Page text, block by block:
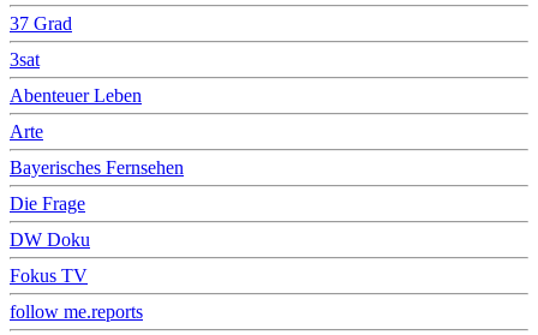
37 Grad
3sat
Abenteuer Leben
Arte
Bayerisches Fernsehen
Die Frage
DW Doku
Fokus TV
follow me.reports